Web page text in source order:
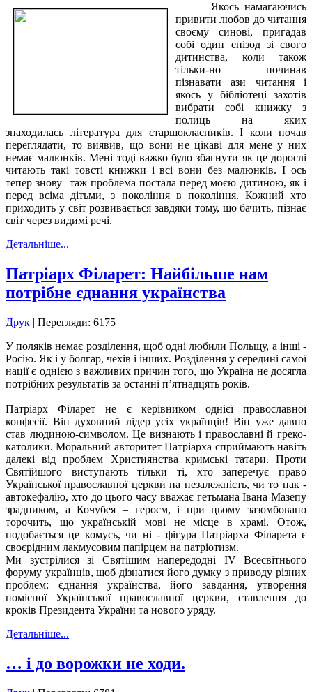
Якось намагаючись
привити любов до читання
своєму синові, пригадав
собі один епізод зі свого
дитинства, коли також
тільки-но починав
пізнавати ази читання і
якось у бібліотеці захотів
вибрати собі книжку з
полиць на яких
знаходилась література для старшокласників. І коли почав
переглядати, то виявив, що вони не цікаві для мене у них
немає малюнків. Мені тоді важко було збагнути як це дорослі
читають такі товсті книжки і всі вони без малюнків. І ось
тепер знову таж проблема постала перед моєю дитиною, як і
перед всіма дітьми, з покоління в покоління. Кожний хто
приходить у світ розвивається завдяки тому, що бачить, пізнає
світ через видимі речі.
Детальніше...
Патріарх Філарет: Найбільше нам
потрібне єднання українства
Друк | Перегляди: 6175
У поляків немає розділення, щоб одні любили Польщу, а інші -
Росію. Як і у болгар, чехів і інших. Розділення у середині самої
нації є однією з важливих причин того, що Україна не досягла
потрібних результатів за останні п’ятнадцять років.
Патріарх Філарет не є керівником однієї православної
конфесії. Він духовний лідер усіх українців! Він уже давно
став людиною-символом. Це визнають і православні й греко-
католики. Моральний авторитет Патріарха сприймають навіть
далекі від проблем Християнства кримські татари. Проти
Святійшого виступають тільки ті, хто заперечує право
Української православної церкви на незалежність, чи то пак -
автокефалію, хто до цього часу вважає гетьмана Івана Мазепу
зрадником, а Кочубея – героєм, і при цьому зазомбовано
торочить, що українській мові не місце в храмі. Отож,
подобається це комусь, чи ні - фігура Патріарха Філарета є
своєрідним лакмусовим папірцем на патріотизм.
Ми зустрілися зі Святішим напередодні IV Всесвітнього
форуму українців, щоб дізнатися його думку з приводу різних
проблем: єднання українства, його завдання, утворення
помісної Української православної церкви, ставлення до
кроків Президента України та нового уряду.
Детальніше...
… і до ворожки не ходи.